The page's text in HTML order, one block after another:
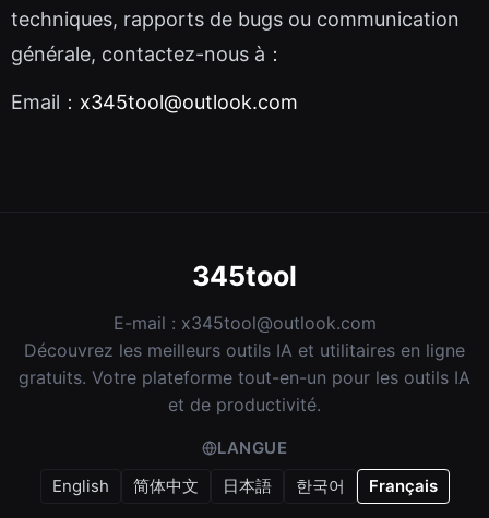
techniques, rapports de bugs ou communication
générale, contactez-nous à：
Email： x345tool@outlook.com
345tool
E-mail : x345tool@outlook.com
Découvrez les meilleurs outils IA et utilitaires en ligne
gratuits. Votre plateforme tout-en-un pour les outils IA
et de productivité.
LANGUE
English
简体中文 日本語 한국어 Français